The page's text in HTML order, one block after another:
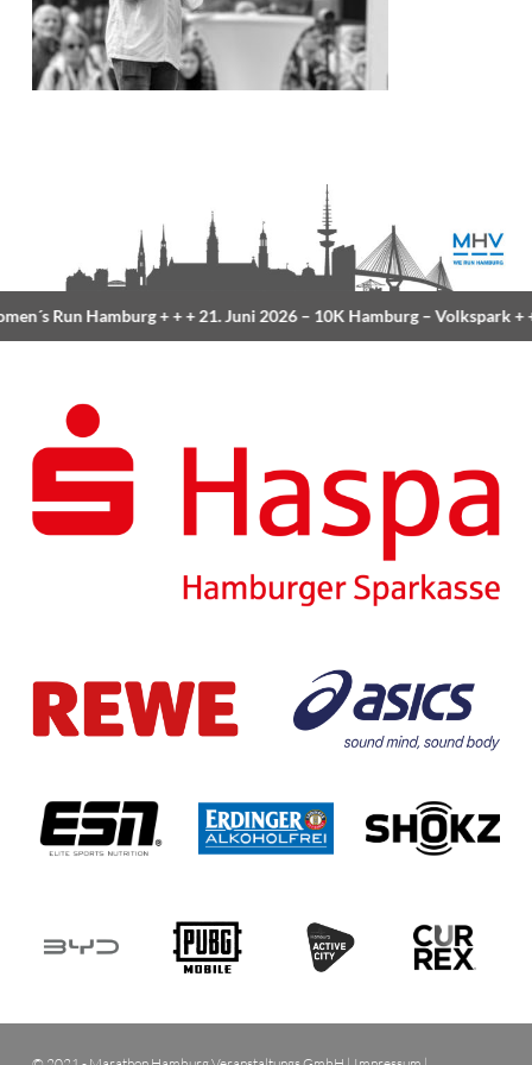
Run Hamburg+ + +21. Juni 2026 –10K Hamburg– Volkspark+